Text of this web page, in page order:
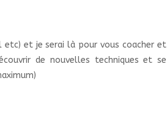
et je serai là pour vous coacher et
de nouvelles techniques et se